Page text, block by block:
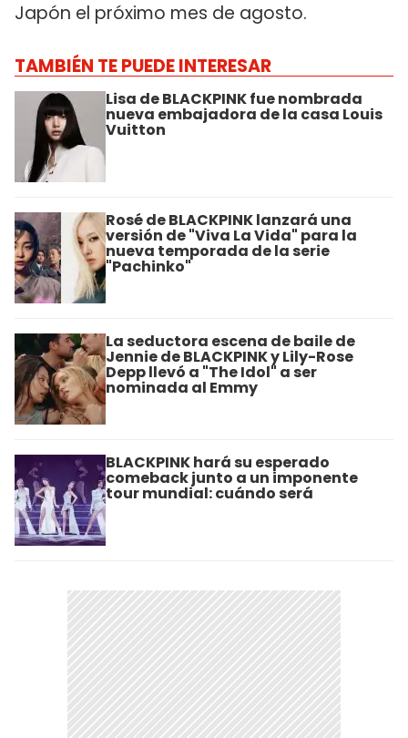
Japón el próximo mes de agosto.
TAMBIÉN TE PUEDE INTERESAR
Lisa de BLACKPINK fue nombrada
nueva embajadora de la casa Louis
Vuitton
Rosé de BLACKPINK lanzará una
versión de "Viva La Vida" para la
nueva temporada de la serie
"Pachinko"
La seductora escena de baile de
Jennie de BLACKPINK y Lily-Rose
Depp llevó a "The Idol" a ser
nominada al Emmy
BLACKPINK hará su esperado
comeback junto a un imponente
tour mundial: cuándo será